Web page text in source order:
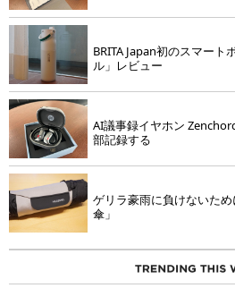
BRITA Japan初のスマート
ル」レビュー
AI議事録イヤホン
部記録する
ゲリラ豪雨に負けないた
傘」